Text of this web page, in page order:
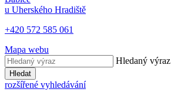
u Uherského Hradiště
+420 572 585 061
Mapa webu
Hledaný výraz
Hledat
rozšířené vyhledávání